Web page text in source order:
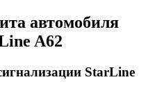
автомобиля
A62
StarLine